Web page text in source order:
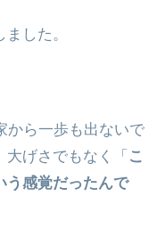
した。
から一歩も出ないで
げさでもなく「 こ
う感覚だったんで